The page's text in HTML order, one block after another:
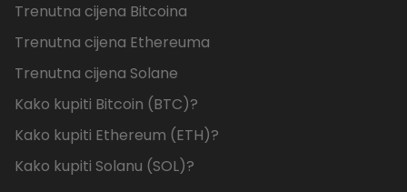
Trenutna cijena Bitcoina
Trenutna cijena Ethereuma
Trenutna cijena Solane
Kako kupiti Bitcoin (BTC)?
Kako kupiti Ethereum (ETH)?
Kako kupiti Solanu (SOL)?